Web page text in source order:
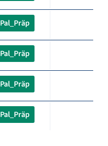
Pal_Präp
Pal_Präp
Pal_Präp
Pal_Präp